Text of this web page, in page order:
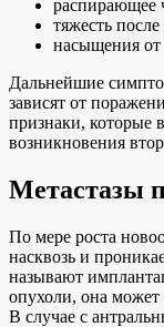
распирающее
тяжесть
насыщения от
Дальнейшие
зависят от
признаки, которые
возникновения
Метастазы
По мере роста
насквозь и
называют
опухоли, она может
В случае с